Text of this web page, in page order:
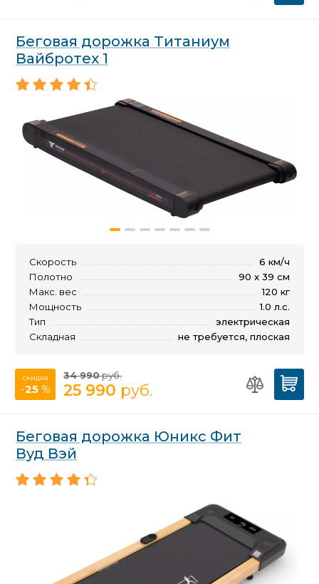
Беговая дорожка Титаниум
Вайбротех 1
Скорость
6 км/ч
Полотно
90 х 39 см
Макс. вес
120 кг
Мощность
1.0 л.с.
Тип
электрическая
Складная
не требуется, плоская
скидка
-25 %
34 990руб.
25 990 руб.
Беговая дорожка Юникс Фит
Вуд Вэй